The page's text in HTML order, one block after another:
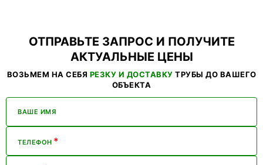
ОТПРАВЬТЕ ЗАПРОС И ПОЛУЧИТЕ
АКТУАЛЬНЫЕ ЦЕНЫ
ВОЗЬМЕМ НА СЕБЯ РЕЗКУ И ДОСТАВКУ ТРУБЫ ДО ВАШЕГО
ОБЪЕКТА
ВАШЕ ИМЯ
ТЕЛЕФОН *